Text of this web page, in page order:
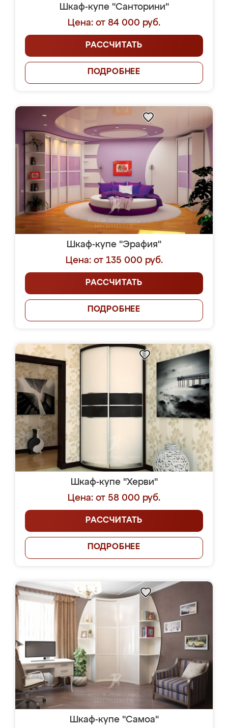
Шкаф-купе "Санторини"
Цена: от 84 000 руб.
РАССЧИТАТЬ
ПОДРОБНЕЕ
Шкаф-купе "Эрафия"
Цена: от 135 000 руб.
РАССЧИТАТЬ
ПОДРОБНЕЕ
Шкаф-купе "Херви"
Цена: от 58 000 руб.
РАССЧИТАТЬ
ПОДРОБНЕЕ
Шкаф-купе "Самоа"